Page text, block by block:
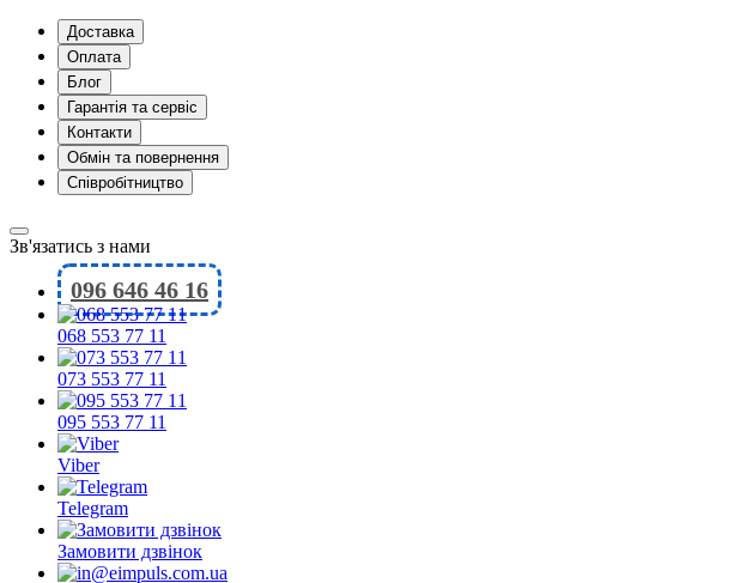
Доставка
Оплата
Блог
Гарантія та сервіс
Контакти
Обмін та повернення
Співробітництво
Зв'язатись з нами
096 646 46 16
068 553 77 11
073 553 77 11
095 553 77 11
Viber
Telegram
Замовити дзвінок